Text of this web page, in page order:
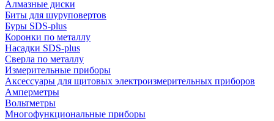
Алмазные диски
Биты для шуруповертов
Буры SDS-plus
Коронки по металлу
Насадки SDS-plus
Сверла по металлу
Измерительные приборы
Аксессуары для щитовых электроизмерительных приборов
Амперметры
Вольтметры
Многофункциональные приборы